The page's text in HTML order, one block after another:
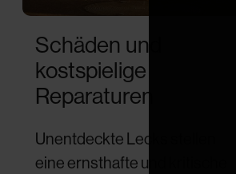
Schäden und
kostspielige
Reparaturen
Unentdeckte Lecks stellen
eine ernsthafte und kritische